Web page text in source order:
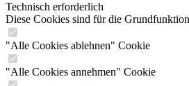
Technisch erforderlich
Diese Cookies sind für die
"Alle Cookies ablehnen" Cookie
"Alle Cookies annehmen" Cookie